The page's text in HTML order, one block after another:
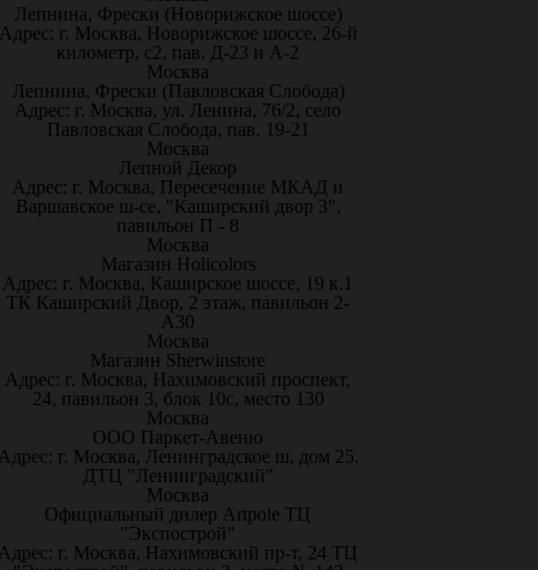
Лепнина, Фрески (Новорижское шоссе)
г. Москва, Новорижское шоссе, 26-й
километр, с2, пав. Д-23 и А-2
Москва
Лепнина, Фрески (Павловская Слобода)
Адрес: г. Москва, ул. Ленина, 76/2, село
Павловская Слобода, пав. 19-21
Москва
Лепной Декор
Адрес: г. Москва, Пересечение МКАД и
Варшавское ш-се, "Каширский двор 3",
павильон П - 8
Москва
Магазин Holicolors
Адрес: г. Москва, Каширское шоссе, 19 к.1
ТК Каширский Двор, 2 этаж, павильон 2-
А30
Москва
Магазин Sherwinstore
Адрес: г. Москва, Нахимовский проспект,
24, павильон 3, блок 10с, место 130
Москва
ООО Паркет-Авeню
г. Москва, Ленинградское ш, дом 25.
ДТЦ "Ленинградский"
Москва
Официальный дилер Artpole ТЦ
"Экспострой"
г. Москва, Нахимовский пр-т, 24 ТЦ